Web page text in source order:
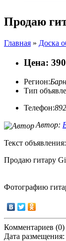
Продаю
Главная » Доска
Цена:
Регион:
Тип
Телефон:
Автор:
Текст объявления:
Продаю гитару
Фотографию
Комментариев (0)
Дата